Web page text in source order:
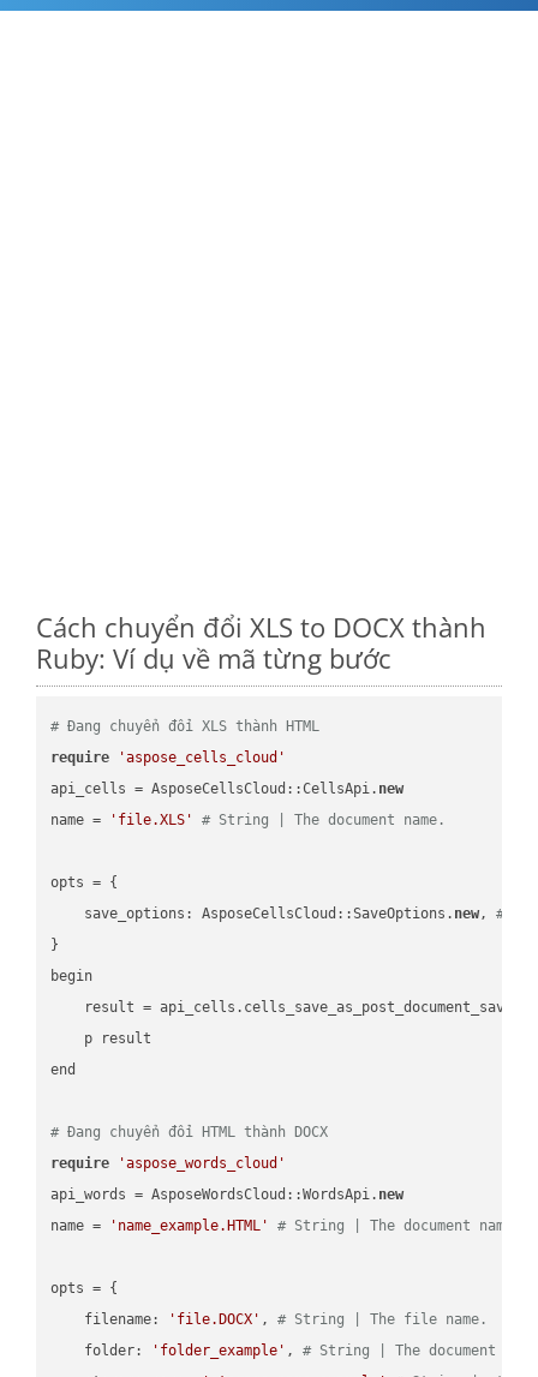
Cách chuyển đổi XLS to DOCX thành
Ruby: Ví dụ về mã từng bước
# Đang chuyển đổi XLS thành HTML
require
'aspose_cells_cloud'
api_cells = AsposeCellsCloud::CellsApi. new
name =
'file.XLS' # String | The document name.
opts = {
    save_options: AsposeCellsCloud::SaveOptions.
new, #
}
begin
result =
    p result
end
# Đang chuyển đổi HTML thành DOCX
require
'aspose_words_cloud'
api_words = AsposeWordsCloud::WordsApi. new
name =
'name_example.HTML' # String | The document name.
opts = {
    filename:
'file.DOCX' , # String | The file name.
    folder:
'folder_example' , # String | The document